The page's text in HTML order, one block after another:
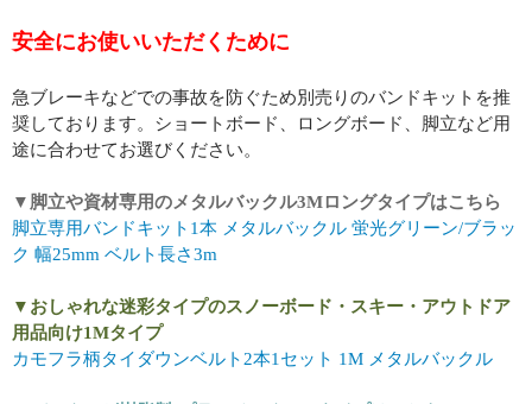
安全にお使いいただくために
急ブレーキなどでの事故を防ぐため別売りのバンドキットを推
奨しております。ショートボード、ロングボード、脚立など用
途に合わせてお選びください。
▼脚立や資材専用のメタルバックル3Mロングタイプはこちら
脚立専用バンドキット1本 メタルバックル 蛍光グリーン/ブラッ
ク 幅25mm ベルト長さ3m
▼おしゃれな迷彩タイプのスノーボード・スキー・アウトドア
用品向け1Mタイプ
カモフラ柄タイダウンベルト2本1セット 1M メタルバックル